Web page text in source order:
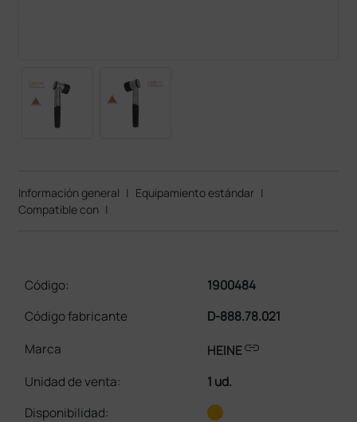
Información general | Equipamiento estándar |
Compatible con |
Código:
1900484
Código fabricante
D-888.78.021
Marca
HEINElink
Unidad de venta:
1 ud.
Disponibilidad: